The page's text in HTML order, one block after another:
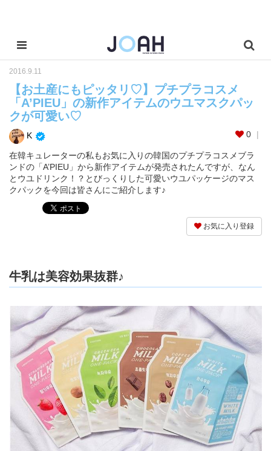
2016.9.11
【お土産にもピッタリ♡】プチプラコスメ
「A’PIEU」の新作アイテムのウユマスクパッ
クが可愛い♡
K 0
在韓キュレーターの私もお気に入りの韓国のプチプラコスメブラ
ンドの「A’PIEU」から新作アイテムが発売されたんですが、なん
とウユドリンク！？とびっくりした可愛いウユパッケージのマス
クパックを今回は皆さんにご紹介します♪
お気に入り登録
牛乳は美容効果抜群♪